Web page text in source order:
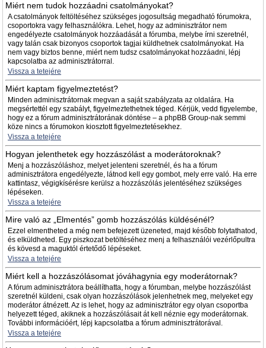
Miért nem tudok hozzáadni csatolmányokat?
A csatolmányok feltöltéséhez szükséges jogosultság megadható fórumokra,
csoportokra vagy felhasználókra. Lehet, hogy az adminisztrátor nem
engedélyezte csatolmányok hozzáadását a fórumba, melybe írni szeretnél,
vagy talán csak bizonyos csoportok tagjai küldhetnek csatolmányokat. Ha
nem vagy biztos benne, miért nem tudsz csatolmányokat hozzáadni, lépj
kapcsolatba az adminisztrátorral.
Vissza a tetejére
Miért kaptam figyelmeztetést?
Minden adminisztrátornak megvan a saját szabályzata az oldalára. Ha
megsértettél egy szabályt, figyelmeztethetnek téged. Kérjük, vedd figyelembe,
hogy ez a fórum adminisztrátorának döntése – a phpBB Group-nak semmi
köze nincs a fórumokon kiosztott figyelmeztetésekhez.
Vissza a tetejére
Hogyan jelenthetek egy hozzászólást a moderátoroknak?
Menj a hozzászóláshoz, melyet jelenteni szeretnél, és ha a fórum
adminisztrátora engedélyezte, látnod kell egy gombot, mely erre való. Ha erre
kattintasz, végigkísérésre kerülsz a hozzászólás jelentéséhez szükséges
lépéseken.
Vissza a tetejére
Mire való az „Elmentés” gomb hozzászólás küldésénél?
Ezzel elmentheted a még nem befejezett üzeneted, majd később folytathatod,
és elküldheted. Egy piszkozat betöltéséhez menj a felhasználói vezérlőpultra
és kövesd a maguktól értetődő lépéseket.
Vissza a tetejére
Miért kell a hozzászólásomat jóváhagynia egy moderátornak?
A fórum adminisztrátora beállíthatta, hogy a fórumban, melybe hozzászólást
szeretnél küldeni, csak olyan hozzászólások jelenhetnek meg, melyeket egy
moderátor átnézett. Az is lehet, hogy az adminisztrátor egy olyan csoportba
helyezett téged, akiknek a hozzászólásait át kell néznie egy moderátornak.
További információért, lépj kapcsolatba a fórum adminisztrátorával.
Vissza a tetejére